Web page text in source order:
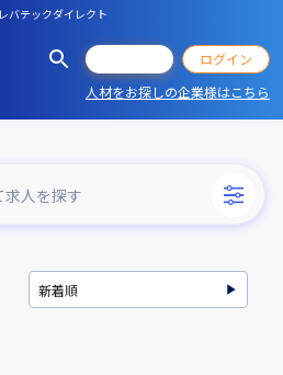
バテックダイレクト
ログイン
人材をお探しの企業様はこちら
人を探す